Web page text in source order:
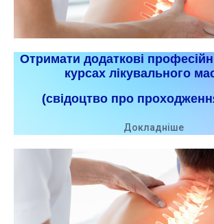
Отримати додаткові
курсах лікувального
(свідоцтво про
Докладніше